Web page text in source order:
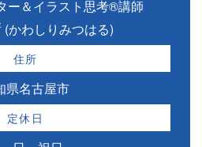
ー＆イラスト思考®講師
(かわしりみつはる)
住所
県名古屋市
定休日